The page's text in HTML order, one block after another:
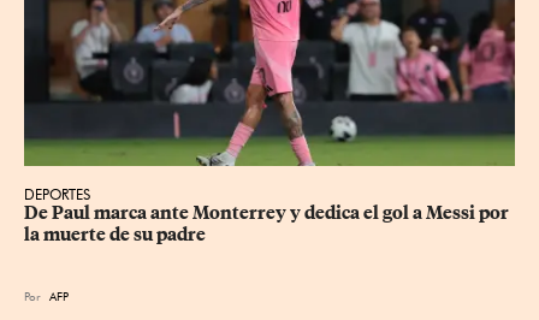
DEPORTES
De Paul marca ante Monterrey y dedica el gol a Messi por
la muerte de su padre
Por AFP